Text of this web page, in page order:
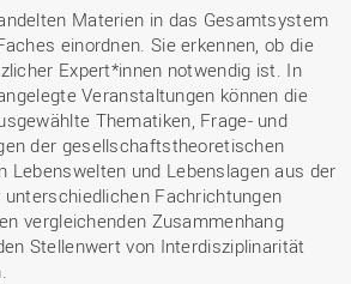
Materien in das Gesamtsystem
einordnen. Sie erkennen, ob die
Expert*innen notwendig ist. In
Veranstaltungen können die
Thematiken, Frage- und
der gesellschaftstheoretischen
Lebenswelten und Lebenslagen aus der
unterschiedlichen Fachrichtungen
vergleichenden Zusammenhang
Stellenwert von Interdisziplinarität